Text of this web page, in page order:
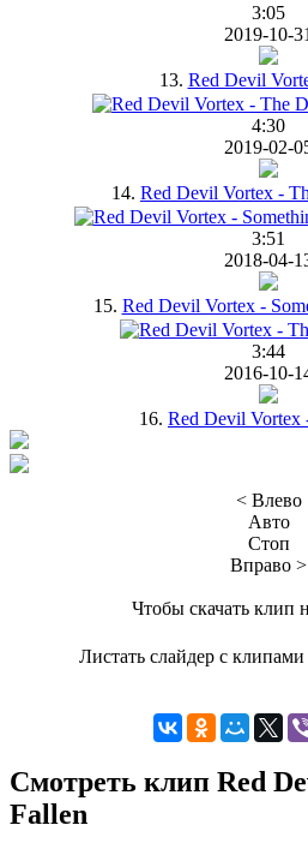
3:05
2019-10-31
13. Red Devil
4:30
2019-02-
14. Red Devil Vortex -
3:51
2018-04-
15. Red Devil Vortex -
3:44
2016-10-
16. Red Devil Vortex
< Влево
Авто
Стоп
Вправо >
Чтобы скачать клип
Листать слайдер с
Смотреть клип Red
Fallen